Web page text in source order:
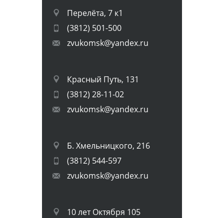
Перелёта, 7 к1
(3812) 501-500
zvukomsk@yandex.ru
Красный Путь, 131
(3812) 28-11-02
zvukomsk@yandex.ru
Б. Хмельницкого, 216
(3812) 544-597
zvukomsk@yandex.ru
10 лет Октября 105